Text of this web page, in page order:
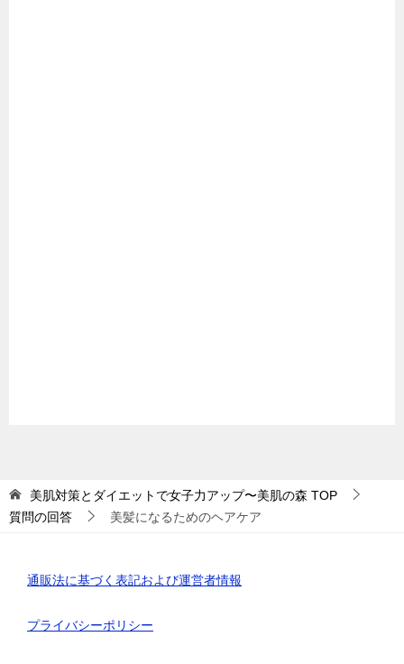
美肌対策とダイエットで女子力アップ〜美肌の森 TOP
質問の回答
美髪になるためのヘアケア
通販法に基づく表記および運営者情報
プライバシーポリシー